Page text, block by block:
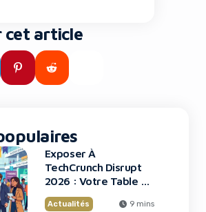
après les premiers
d’euphorie, une réalité
souvent lourde
ternir cette liberté tant
cet article
Exposer À
TechCrunch Disrupt
2026 : Votre Table Au
Cœur De L’Innovation
Actualités 9 mins